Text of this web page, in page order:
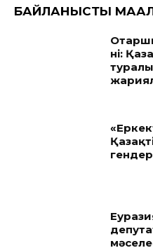
БАЙЛАНЫСТЫ
үні: